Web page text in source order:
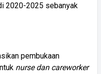
2020-2025 sebanyak
pembukaan
nurse dan careworker